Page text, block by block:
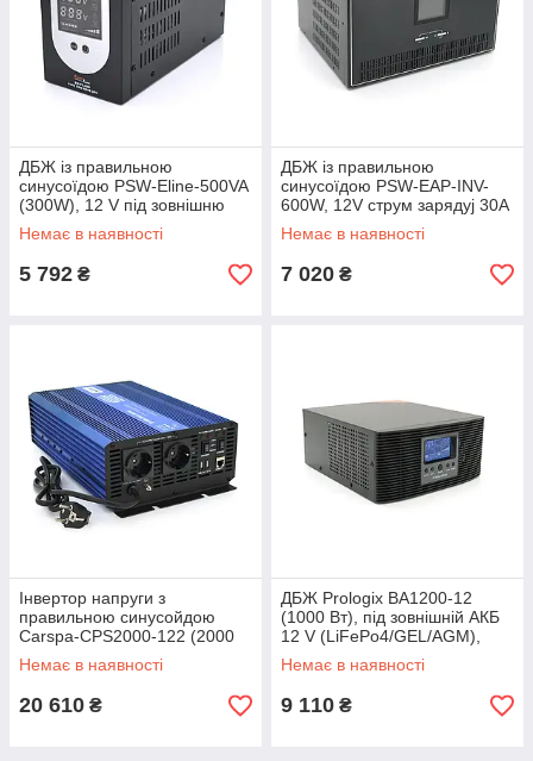
ДБЖ із правильною
синусоїдою PSW-Eline-500VA
(300W), 12 V під зовнішню
батарею, струм заряду 10A
Немає в наявності
5 792 ₴
ДБЖ із правильною
синусоїдою PSW-EAP-INV-
600W, 12V струм зарядуj 30A
Немає в наявності
7 020 ₴
Інвертор напруги з
правильною синусойдою
Carspa-CPS2000-122 (2000
Вт), 12/220 V, 2xUSB,
2xShuko+Charger 15A.
Немає в наявності
20 610 ₴
ДБЖ Prologix ВА1200-12
(1000 Вт), під зовнішній АКБ
12 V (LiFePo4/GEL/AGM),
струм заряду 10/20A
Немає в наявності
9 110 ₴